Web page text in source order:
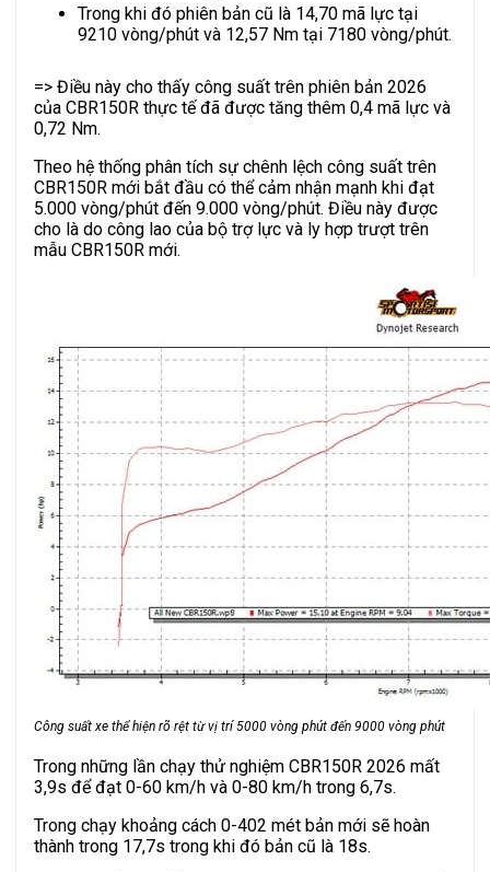
Trong khi đó phiên bản cũ là 14,70 mã lực tại
9210 vòng/phút và 12,57 Nm tại 7180 vòng/phút.
=> Điều này cho thấy công suất trên phiên bản 2026
của CBR150R thực tế đã được tăng thêm 0,4 mã lực và
0,72 Nm.
Theo hệ thống phân tích sự chênh lệch công suất trên
CBR150R mới bắt đầu có thể cảm nhận mạnh khi đạt
5.000 vòng/phút đến 9.000 vòng/phút. Điều này được
cho là do công lao của bộ trợ lực và ly hợp trượt trên
mẫu CBR150R mới.
Công suất xe thể hiện rõ rệt từ vị trí 5000 vòng phút đến 9000 vòng phút
Trong những lần chạy thử nghiệm CBR150R 2026 mất
3,9s để đạt 0-60 km/h và 0-80 km/h trong 6,7s.
Trong chạy khoảng cách 0-402 mét bản mới sẽ hoàn
thành trong 17,7s trong khi đó bản cũ là 18s.